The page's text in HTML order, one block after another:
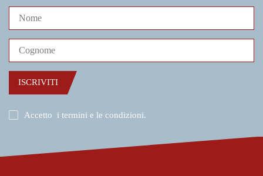
ISCRIVITI
Accetto i termini e le condizioni.